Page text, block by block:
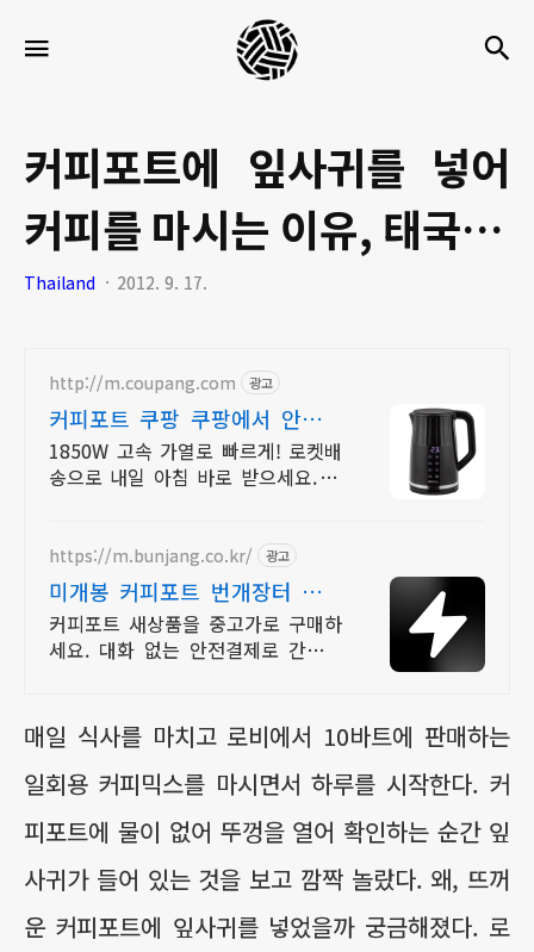
세
팍
크
로
라
커피포트에 잎사귀를 넣어
커피를 마시는 이유, 태국 문
화탐방
Thailand 2012. 9. 17.
http://m.coupang.com 광고
커피포트 쿠팡 쿠팡에서 안심구
매
1850W 고속 가열로 빠르게! 로켓배
송으로 내일 아침 바로 받으세요. 차
https://m.bunjang.co.kr/ 광고
미개봉 커피포트 번개장터 국내
최대 브랜드 중고거래
커피포트 새상품을 중고가로 구매하
세요. 대화 없는 안전결제로 간편하
상품 업로드
매일 식사를 마치고 로비에서 10바트에 판매하는
일회용 커피믹스를 마시면서 하루를 시작한다. 커
피포트에 물이 없어 뚜껑을 열어 확인하는 순간 잎
사귀가 들어 있는 것을 보고 깜짝 놀랐다. 왜, 뜨꺼
운 커피포트에 잎사귀를 넣었을까 궁금해졌다. 로